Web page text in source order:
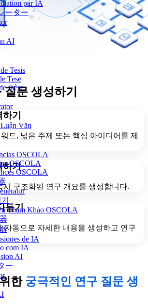
par IA
ーター
AI
Tesis
Tese
thèse
Văn
OSCOLA
OSCOLA
OSCOLA
Tham Khảo OSCOLA
de IA
com IA
AI
ー
문 생성하기
기
드, 넓은 주제 또는 핵심 아이디어를 제
하기
구조화된 연구 개요를 생성합니다.
듬기
자동으로 자세한 내용을 생성하고 연구
한 궁극적인 연구 질문 생